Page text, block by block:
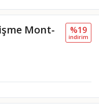
Mont-
%19
i̇ndi̇ri̇m